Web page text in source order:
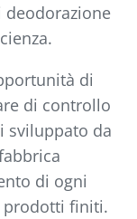
di
di controllo
sviluppato da
di ogni
prodotti finiti.